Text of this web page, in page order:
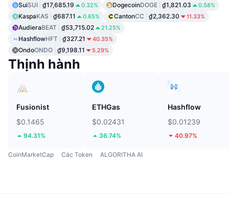
SuiSUI ₫17,685.19 0.32% DogecoinDOGE ₫1,821.03 0.58%
KaspaKAS ₫687.11 0.65% CantonCC ₫2,362.30 11.33%
AudieraBEAT ₫53,715.02 21.25%
HashflowHFT ₫327.21 40.35%
OndoONDO ₫9,198.11 5.29%
Thịnh hành
Fusionist
$0.1465
94.31%
ETHGas
$0.02431
36.74%
Hashflow
$0.01239
40.97%
CoinMarketCap Các Token ALGORITHA AI